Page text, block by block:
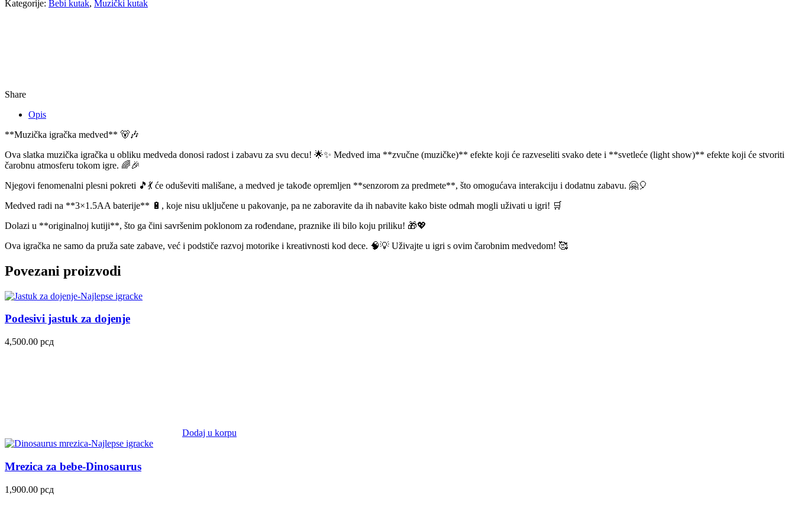
Kategorije: Bebi kutak, Muzički kutak
Share
Opis
**Muzička igračka medved** 🐻🎶
Ova slatka muzička igračka u obliku medveda donosi radost i zabavu za svu decu! 🌟✨ Medved ima **zvučne (muzičke)** efekte koji će razveseliti svako dete i **svetleće (light show)** efekte koji će stvoriti
čarobnu atmosferu tokom igre. 🌈🎉
Njegovi fenomenalni plesni pokreti 🎵💃 će oduševiti mališane, a medved je takođe opremljen **senzorom za predmete**, što omogućava interakciju i dodatnu zabavu. 🤗🎈
Medved radi na **3×1.5AA baterije** 🔋, koje nisu uključene u pakovanje, pa ne zaboravite da ih nabavite kako biste odmah mogli uživati u igri! 🛒
Dolazi u **originalnoj kutiji**, što ga čini savršenim poklonom za rođendane, praznike ili bilo koju priliku! 🎁💖
Ova igračka ne samo da pruža sate zabave, već i podstiče razvoj motorike i kreativnosti kod dece. 🧠💡 Uživajte u igri s ovim čarobnim medvedom! 🥰
Povezani proizvodi
Podesivi jastuk za dojenje
4,500.00 рсд
Dodaj u korpu
Mrezica za bebe-Dinosaurus
1,900.00 рсд